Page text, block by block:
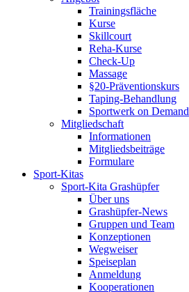
Trainingsfläche
Kurse
Skillcourt
Reha-Kurse
Check-Up
Massage
§20-Präventionskurs
Taping-Behandlung
Sportwerk on Demand
Mitgliedschaft
Informationen
Mitgliedsbeiträge
Formulare
Sport-Kitas
Sport-Kita Grashüpfer
Über uns
Grashüpfer-News
Gruppen und Team
Konzeptionen
Wegweiser
Speiseplan
Anmeldung
Kooperationen